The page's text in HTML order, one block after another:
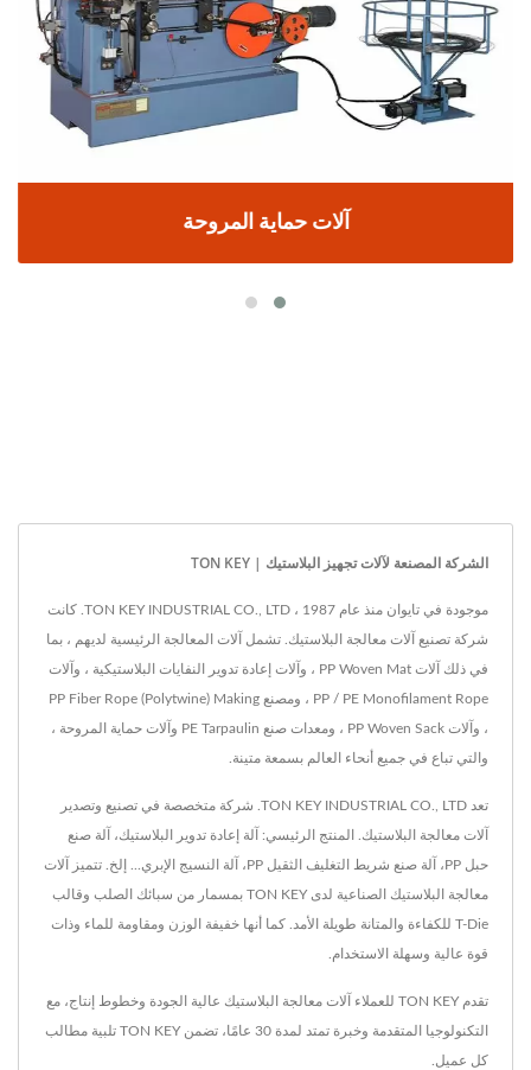
آلات حماية المروحة
الشركة المصنعة لآلات تجهيز البلاستيك | TON KEY
موجودة في تايوان منذ عام 1987 ، TON KEY INDUSTRIAL CO., LTD. كانت
شركة تصنيع آلات معالجة البلاستيك. تشمل آلات المعالجة الرئيسية لديهم ، بما
في ذلك آلات PP Woven Mat ، وآلات إعادة تدوير النفايات البلاستيكية ، وآلات
PP / PE Monofilament Rope ، ومصنع PP Fiber Rope (Polytwine) Making
، وآلات PP Woven Sack ، ومعدات صنع PE Tarpaulin وآلات حماية المروحة ،
والتي تباع في جميع أنحاء العالم بسمعة متينة.
تعد TON KEY INDUSTRIAL CO., LTD. شركة متخصصة في تصنيع وتصدير
آلات معالجة البلاستيك. المنتج الرئيسي: آلة إعادة تدوير البلاستيك، آلة صنع
حبل PP، آلة صنع شريط التغليف الثقيل PP، آلة النسيج الإبري... إلخ. تتميز آلات
معالجة البلاستيك الصناعية لدى TON KEY بمسمار من سبائك الصلب وقالب
T-Die للكفاءة والمتانة طويلة الأمد. كما أنها خفيفة الوزن ومقاومة للماء وذات
قوة عالية وسهلة الاستخدام.
تقدم TON KEY للعملاء آلات معالجة البلاستيك عالية الجودة وخطوط إنتاج، مع
التكنولوجيا المتقدمة وخبرة تمتد لمدة 30 عامًا، تضمن TON KEY تلبية مطالب
كل عميل.